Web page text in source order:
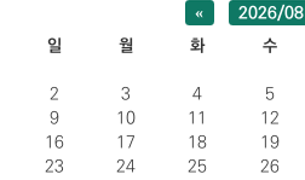
« 2026/08
일
월 화 수
2
3 4 5
9
10 11 12
16
17 18 19
23
24 25 26